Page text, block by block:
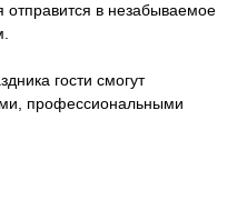
в незабываемое
гости смогут
профессиональными